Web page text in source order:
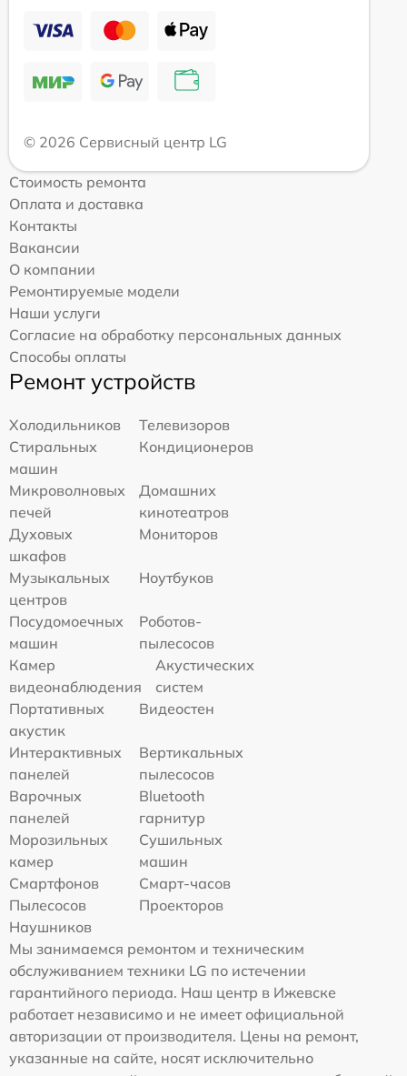
© 2026 Сервисный центр LG
Стоимость ремонта
Оплата и доставка
Контакты
Вакансии
О компании
Ремонтируемые модели
Наши услуги
Согласие на обработку персональных данных
Способы оплаты
Ремонт устройств
Холодильников
Телевизоров
Стиральных
машин
Кондиционеров
Микроволновых
печей
Домашних
кинотеатров
Духовых
шкафов
Мониторов
Музыкальных
центров
Ноутбуков
Посудомоечных
машин
Роботов-
пылесосов
Камер
видеонаблюдения
Акустических
систем
Портативных
акустик
Видеостен
Интерактивных
панелей
Вертикальных
пылесосов
Варочных
панелей
Bluetooth
гарнитур
Морозильных
камер
Сушильных
машин
Смартфонов
Смарт-часов
Пылесосов
Проекторов
Наушников
Мы занимаемся ремонтом и техническим
обслуживанием техники LG по истечении
гарантийного периода. Наш центр в Ижевске
работает независимо и не имеет официальной
авторизации от производителя. Цены на ремонт,
указанные на сайте, носят исключительно